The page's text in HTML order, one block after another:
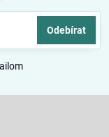
Odebírat